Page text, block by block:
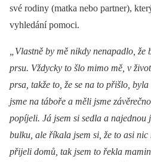
své rodiny (matka nebo partner),
vyhledání pomoci.
„Vlastně by mě nikdy nenapadlo,
prsu. Vždycky to šlo mimo mě, v
prsa, takže to, že se na to přišlo,
jsme na táboře a měli jsme
popíjeli. Já jsem si sedla a najednou
bulku, ale říkala jsem si, že to asi
přijeli domů, tak jsem to řekla